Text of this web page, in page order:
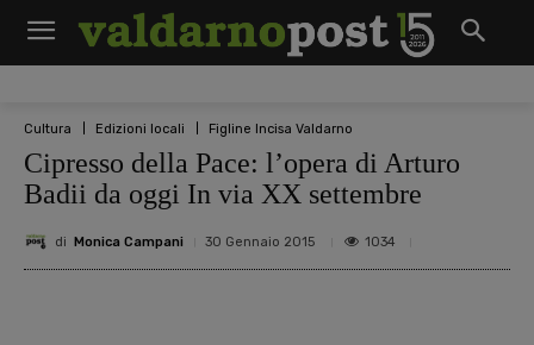
Cultura Edizioni locali Figline Incisa Valdarno
Cipresso della Pace: l’opera di Arturo
Badii da oggi In via XX settembre
di Monica Campani 30 Gennaio 2015 1034